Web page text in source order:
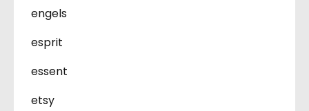
engels
esprit
essent
etsy